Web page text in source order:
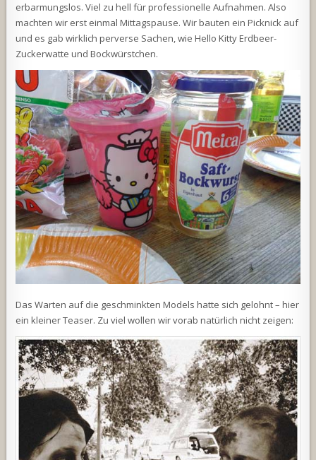
erbarmungslos. Viel zu hell für professionelle Aufnahmen. Also
machten wir erst einmal Mittagspause. Wir bauten ein Picknick auf
und es gab wirklich perverse Sachen, wie Hello Kitty Erdbeer-
Zuckerwatte und Bockwürstchen.
Das Warten auf die geschminkten Models hatte sich gelohnt – hier
ein kleiner Teaser. Zu viel wollen wir vorab natürlich nicht zeigen: